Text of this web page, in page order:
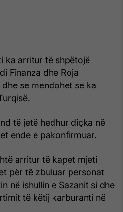
ka arritur të shpëtojë
Finanza dhe Roja
se mendohet se ka
të jetë hedhur diçka në
ende e pakonfirmuar.
arritur të kapet mjeti
për të zbuluar personat
në ishullin e Sazanit si dhe
të këtij karburanti në